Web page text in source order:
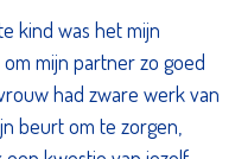
kind was het mijn
mijn partner zo goed
had zware werk van
beurt om te zorgen,